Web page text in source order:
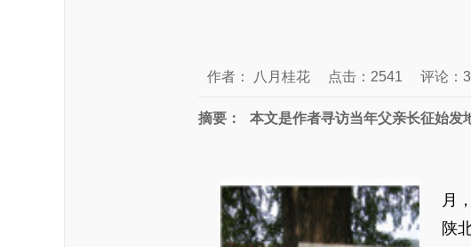
作者： 八月桂花 点击：2541 评论：3
摘要： 本文是作者寻访当年父亲长征始发
我
月
陕